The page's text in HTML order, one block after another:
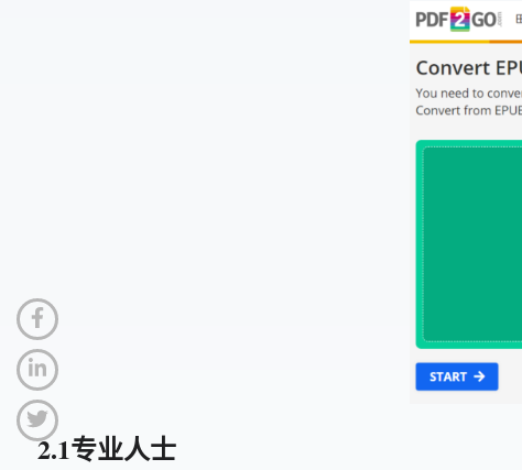
2.1专业人士